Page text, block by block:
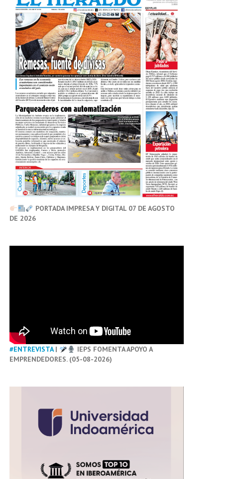
PORTADA IMPRESA Y DIGITAL 07 DE AGOSTO
DE 2026
#ENTREVISTA|
IEPS FOMENTA APOYO A
EMPRENDEDORES. (05-08-2026)